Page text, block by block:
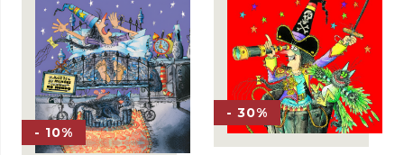
- 10%
- 30%